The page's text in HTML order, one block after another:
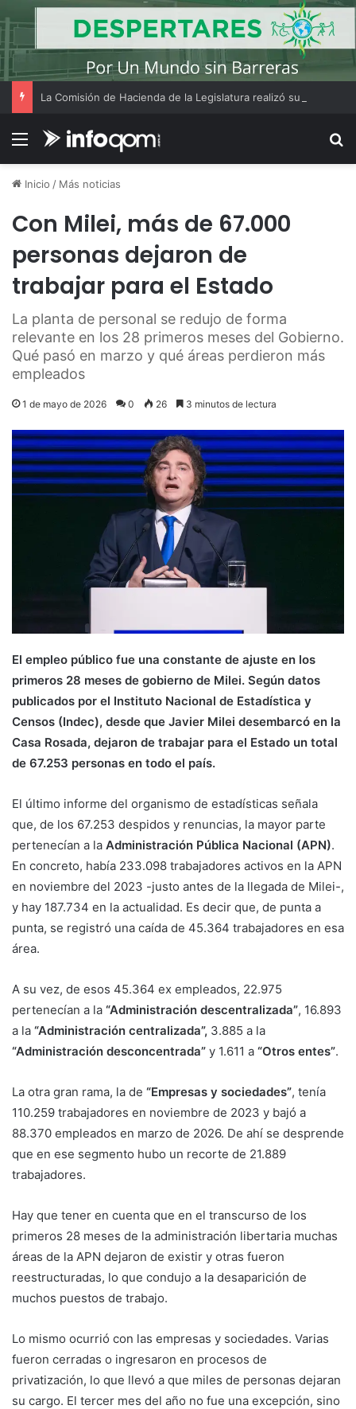
Menú
Inicio / Más noticias
Con Milei, más de 67.000
personas dejaron de
trabajar para el Estado
La planta de personal se redujo de forma
relevante en los 28 primeros meses del Gobierno.
Qué pasó en marzo y qué áreas perdieron más
empleados
1 de mayo de 2026 0 26 3 minutos de lectura
El empleo público fue una constante de ajuste en los
primeros 28 meses de gobierno de Milei. Según datos
publicados por el Instituto Nacional de Estadística y
Censos (Indec), desde que Javier Milei desembarcó en la
Casa Rosada, dejaron de trabajar para el Estado un total
de 67.253 personas en todo el país.
El último informe del organismo de estadísticas señala
que, de los 67.253 despidos y renuncias, la mayor parte
pertenecían a la Administración Pública Nacional (APN).
En concreto, había 233.098 trabajadores activos en la APN
en noviembre del 2023 -justo antes de la llegada de Milei-,
y hay 187.734 en la actualidad. Es decir que, de punta a
punta, se registró una caída de 45.364 trabajadores en esa
área.
A su vez, de esos 45.364 ex empleados, 22.975
pertenecían a la “Administración descentralizada”, 16.893
a la “Administración centralizada”, 3.885 a la
“Administración desconcentrada” y 1.611 a “Otros entes”.
La otra gran rama, la de “Empresas y sociedades”, tenía
110.259 trabajadores en noviembre de 2023 y bajó a
88.370 empleados en marzo de 2026. De ahí se desprende
que en ese segmento hubo un recorte de 21.889
trabajadores.
Hay que tener en cuenta que en el transcurso de los
primeros 28 meses de la administración libertaria muchas
áreas de la APN dejaron de existir y otras fueron
reestructuradas, lo que condujo a la desaparición de
muchos puestos de trabajo.
Lo mismo ocurrió con las empresas y sociedades. Varias
fueron cerradas o ingresaron en procesos de
privatización, lo que llevó a que miles de personas dejaran
su cargo. El tercer mes del año no fue una excepción, sino